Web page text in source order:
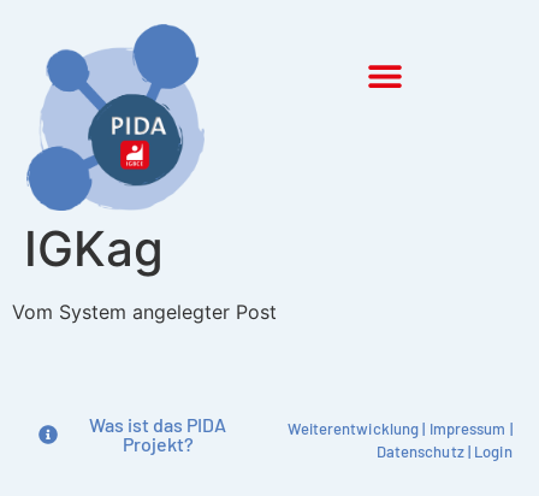
IGKag
Vom System angelegter Post
Was ist das PIDA
Projekt?
Weiterentwicklung| Impressum |
Datenschutz| Login